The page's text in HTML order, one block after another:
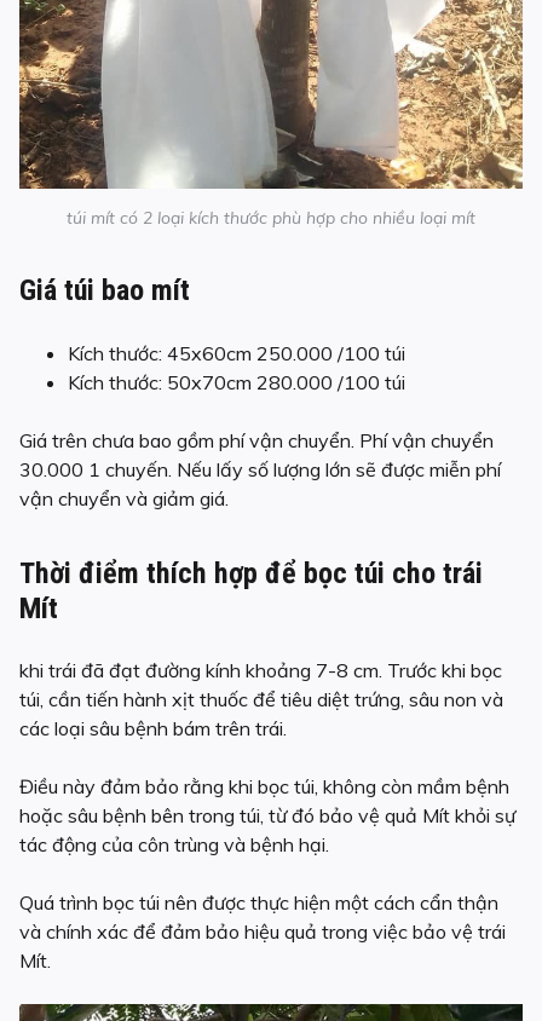
túi mít có 2 loại kích thước phù hợp cho nhiều loại mít
Giá túi bao mít
Kích thước: 45x60cm 250.000 /100 túi
Kích thước: 50x70cm 280.000 /100 túi
Giá trên chưa bao gồm phí vận chuyển. Phí vận chuyển
30.000 1 chuyến. Nếu lấy số lượng lớn sẽ được miễn phí
vận chuyển và giảm giá.
Thời điểm thích hợp để bọc túi cho trái
Mít
khi trái đã đạt đường kính khoảng 7-8 cm. Trước khi bọc
túi, cần tiến hành xịt thuốc để tiêu diệt trứng, sâu non và
các loại sâu bệnh bám trên trái.
Điều này đảm bảo rằng khi bọc túi, không còn mầm bệnh
hoặc sâu bệnh bên trong túi, từ đó bảo vệ quả Mít khỏi sự
tác động của côn trùng và bệnh hại.
Quá trình bọc túi nên được thực hiện một cách cẩn thận
và chính xác để đảm bảo hiệu quả trong việc bảo vệ trái
Mít.